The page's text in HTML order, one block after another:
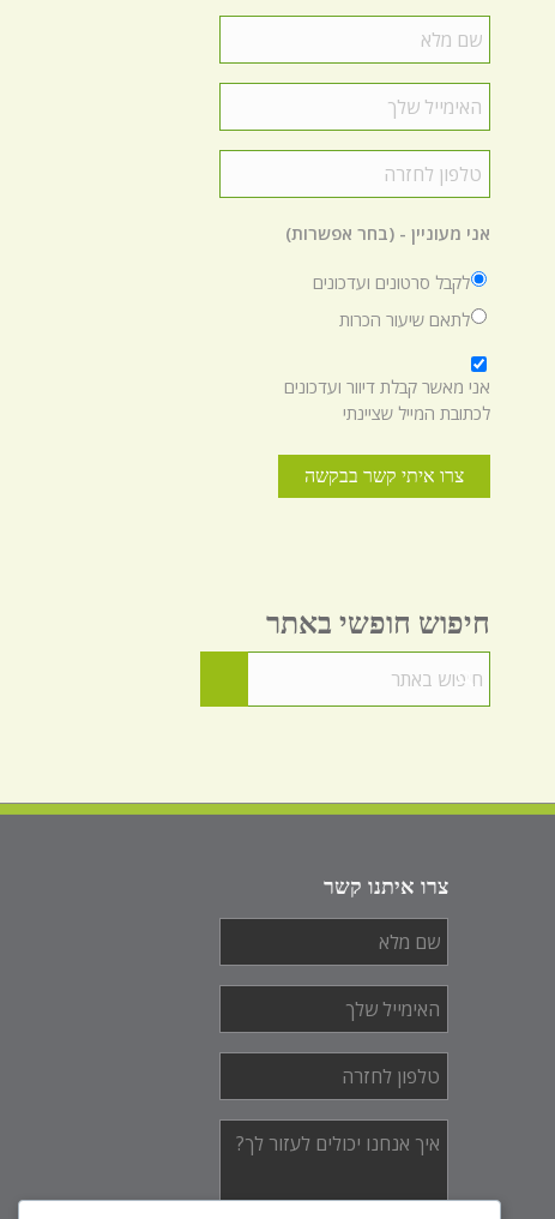
מלא *
שלך
*
לחזרה
*
אני מעוניין - (בחר אפשרות)
לקבל סרטונים ועדכונים
לתאם שיעור הכרות
*
אני מאשר קבלת דיוור ועדכונים
לכתובת המייל שציינתי
חיפוש חופשי באתר
צרו איתנו קשר
מלא *
שלך *
לחזרה
*
אנחנו
לעזור